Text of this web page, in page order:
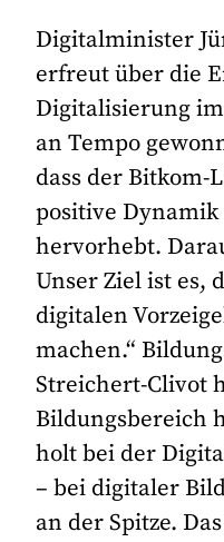
Digitalminister
erfreut über die
Digitalisierung
an Tempo
dass der Bitkom-
positive
hervorhebt.
Unser Ziel ist es,
digitalen
machen.“
Streichert-Clivot
Bildungsbereich
holt bei der
– bei digitaler
an der Spitze.